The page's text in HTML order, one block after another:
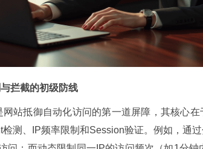
拦截的初级防线
站抵御自动化访问的第一道屏障，其核心
检测、IP频率限制和Session验证。例如，通